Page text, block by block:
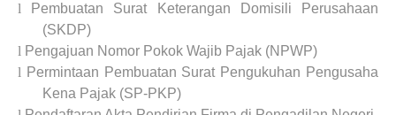
l
Pembuatan Surat Keterangan Domisili Perusahaan
(SKDP)
l Pengajuan Nomor Pokok Wajib Pajak (NPWP)
l Permintaan Pembuatan Surat Pengukuhan Pengusaha
Kena Pajak (SP-PKP)